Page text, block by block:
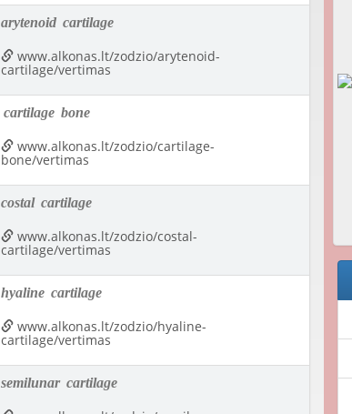
arytenoid cartilage
www.alkonas.lt/zodzio/arytenoid-
cartilage/vertimas
cartilage bone
www.alkonas.lt/zodzio/cartilage-
bone/vertimas
costal cartilage
www.alkonas.lt/zodzio/costal-
cartilage/vertimas
hyaline cartilage
www.alkonas.lt/zodzio/hyaline-
cartilage/vertimas
semilunar cartilage